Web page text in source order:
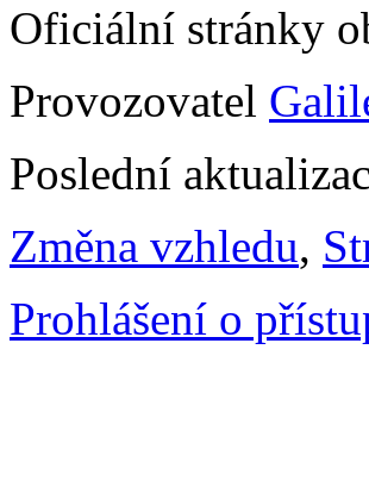
Oficiální stránky
Provozovatel
Poslední
Změna vzhledu,
Prohlášení o